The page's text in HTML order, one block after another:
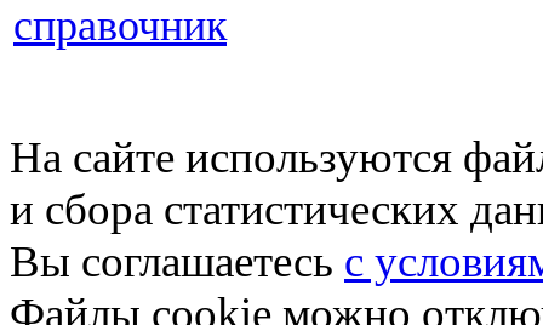
справочник
На сайте используются
и сбора статистических
Вы соглашаетесь с
Файлы cookie можно